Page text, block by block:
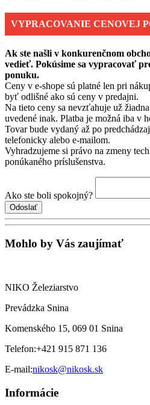
VYPRACOVANIE CENOVEJ
Ak ste našli v konkurenčnom
vedieť. Pokúsime sa vypracovať
ponuku.
Ceny v e-shope sú platné len pri
byť odlišné ako sú ceny v predajni.
Na tieto ceny sa nevzťahuje už
uvedené inak. Platba je možná iba v
Tovar bude vydaný až po
telefonicky alebo e-mailom.
Vyhradzujeme si právo na zmeny
ponúkaného príslušenstva.
Ako ste boli spokojný?
Mohlo by Vás zaujímať
NIKO Železiarstvo
Prevádzka Snina
Komenského 15, 069 01 Snina
Telefon:+421 915 871 136
E-mail:nikosk@nikosk.sk
Informácie